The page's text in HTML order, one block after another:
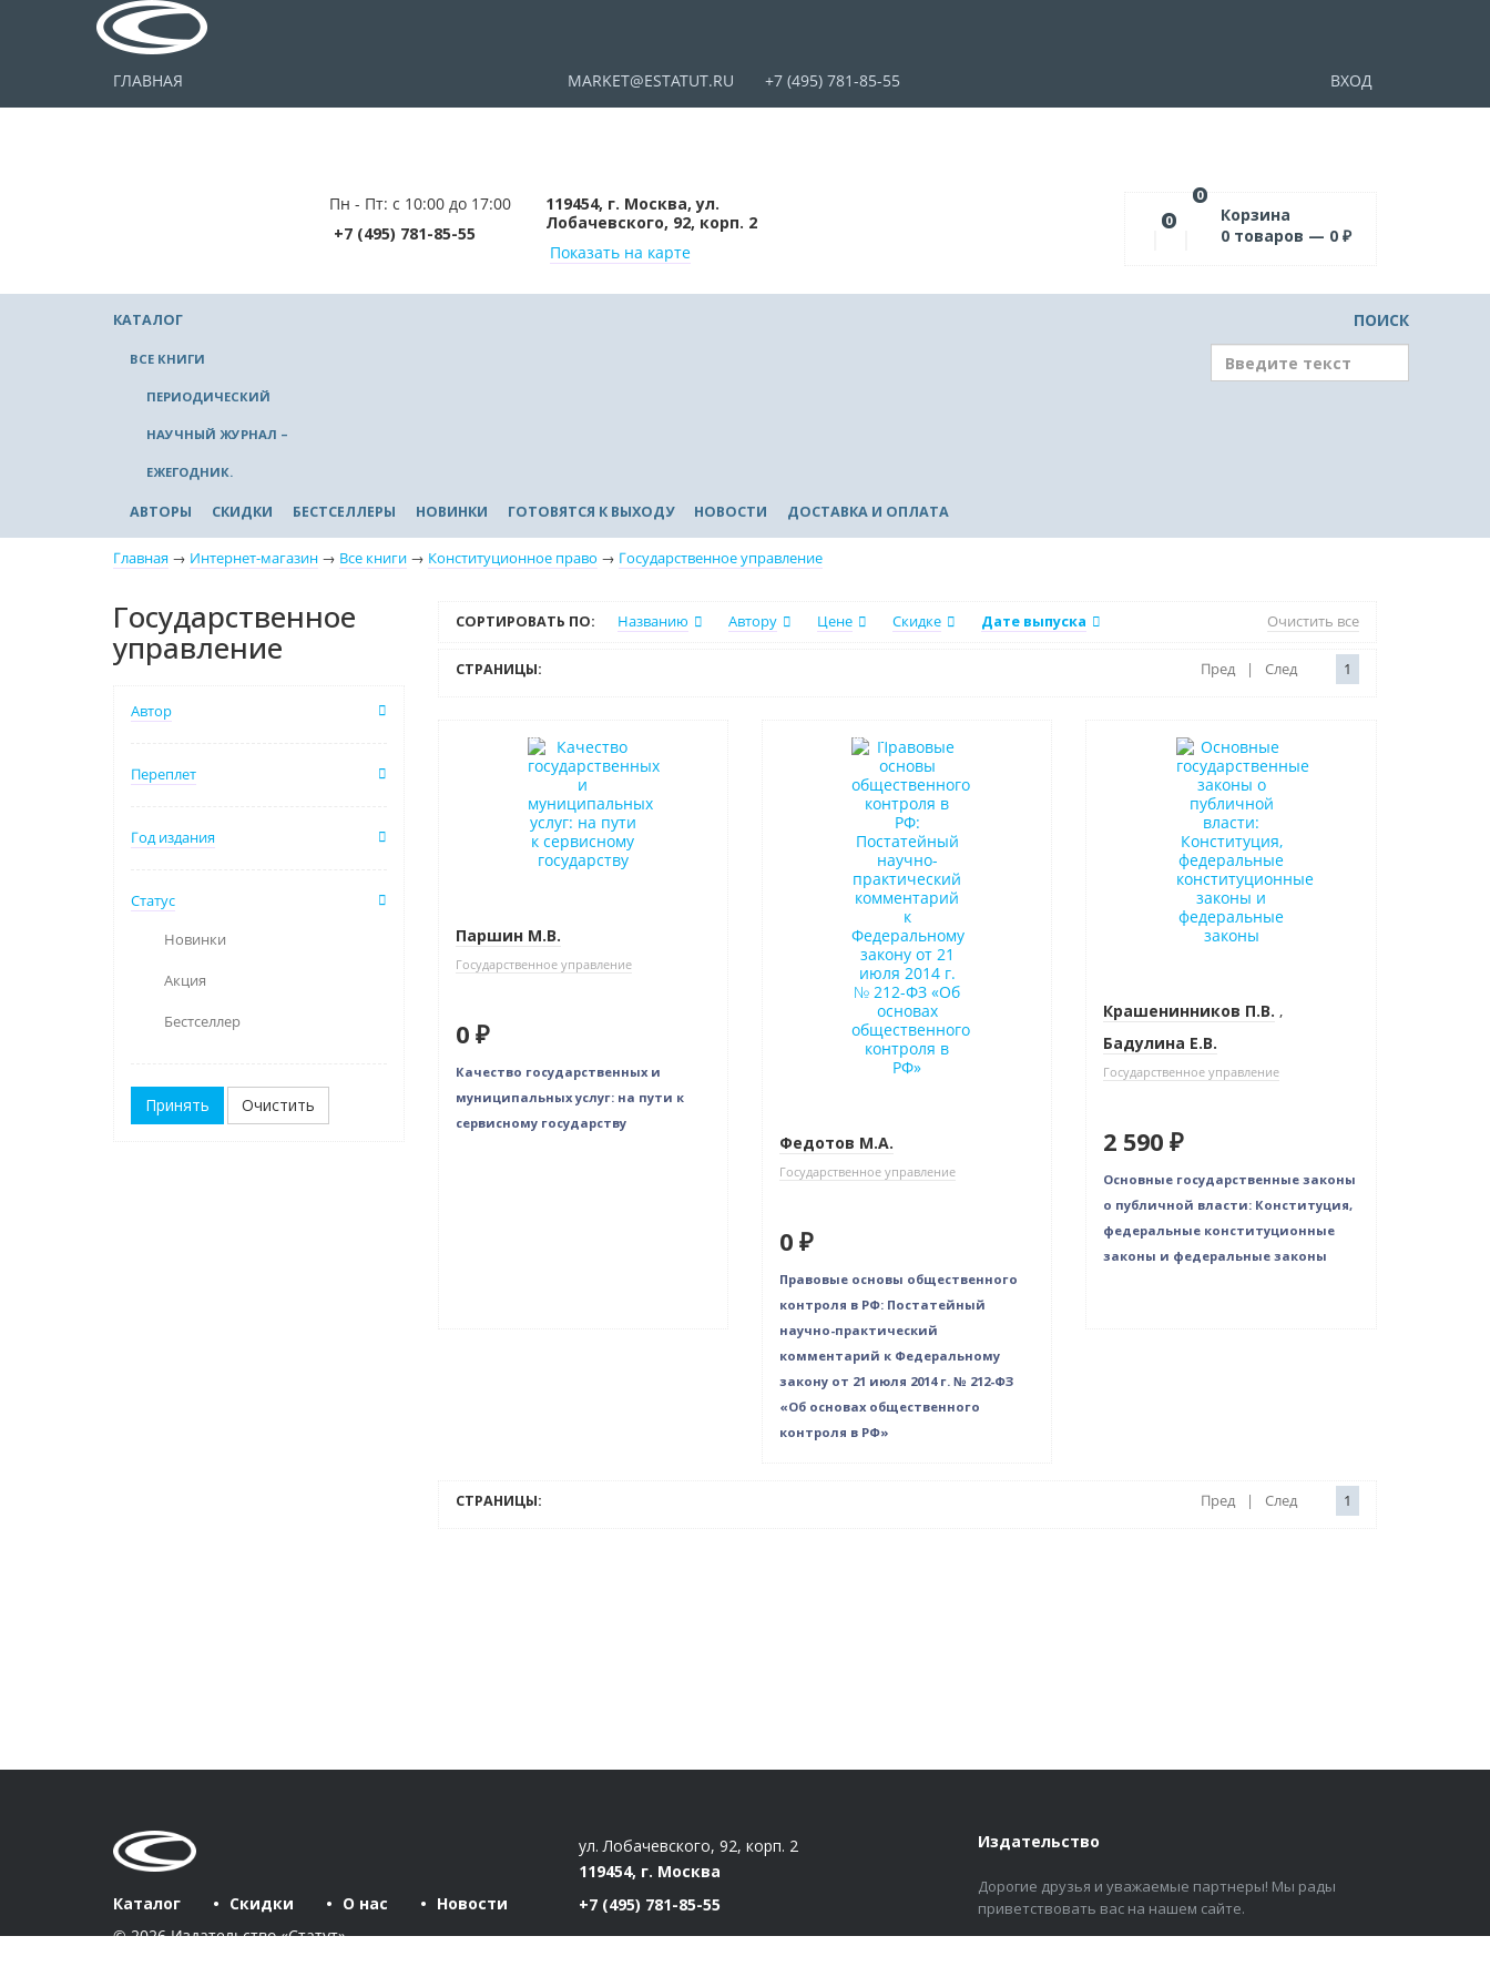
ГЛАВНАЯ MARKET@ESTATUT.RU +7 (495) 781-85-55 ВХОД
Пн - Пт: с 10:00 до 17:00
+7 (495) 781-85-55
119454, г. Москва, ул.
Лобачевского, 92, корп. 2
Показать на карте
0
0
Корзина
0 товаров — 0 ₽
КАТАЛОГ
ВСЕ КНИГИ
ПЕРИОДИЧЕСКИЙ
НАУЧНЫЙ ЖУРНАЛ –
ЕЖЕГОДНИК.
АВТОРЫ СКИДКИ БЕСТСЕЛЛЕРЫ НОВИНКИ ГОТОВЯТСЯ К ВЫХОДУ НОВОСТИ ДОСТАВКА И ОПЛАТА
ПОИСК
Главная → Интернет-магазин → Все книги → Конституционное право → Государственное управление
Государственное
управление
Автор
Переплет
Год издания
Статус
Новинки
Акция
Бестселлер
Очистить
СОРТИРОВАТЬ ПО: Названию Автору Цене Скидке Дате выпуска Очистить все
СТРАНИЦЫ: Пред | След 1
Нет в наличии
Паршин М.В.
Государственное управление
0 ₽
Качество государственных и
муниципальных услуг: на пути к
сервисному государству
Нет в наличии
Федотов М.А.
Государственное управление
0 ₽
Правовые основы общественного
контроля в РФ: Постатейный
научно-практический
комментарий к Федеральному
закону от 21 июля 2014 г. № 212-ФЗ
«Об основах общественного
контроля в РФ»
Крашенинников П.В. ,
Бадулина Е.В.
Государственное управление
2 590 ₽
Основные государственные законы
о публичной власти: Конституция,
федеральные конституционные
законы и федеральные законы
СТРАНИЦЫ: Пред | След 1
Каталог Скидки О нас
Новости
© 2026 Издательство «Статут»
ул. Лобачевского, 92, корп. 2
119454, г. Москва
+7 (495) 781-85-55
Издательство
Дорогие друзья и уважаемые партнеры! Мы рады
приветствовать вас на нашем сайте.